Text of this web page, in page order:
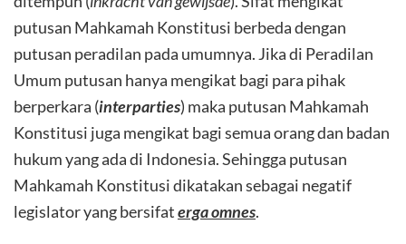
putusan Mahkamah Konstitusi berbeda dengan
putusan peradilan pada umumnya. Jika di Peradilan
Umum putusan hanya mengikat bagi para pihak
berperkara (interparties) maka putusan Mahkamah
Konstitusi juga mengikat bagi semua orang dan badan
hukum yang ada di Indonesia. Sehingga putusan
Mahkamah Konstitusi dikatakan sebagai negatif
legislator yang bersifaterga omnes.